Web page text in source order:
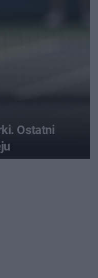
Ostatni